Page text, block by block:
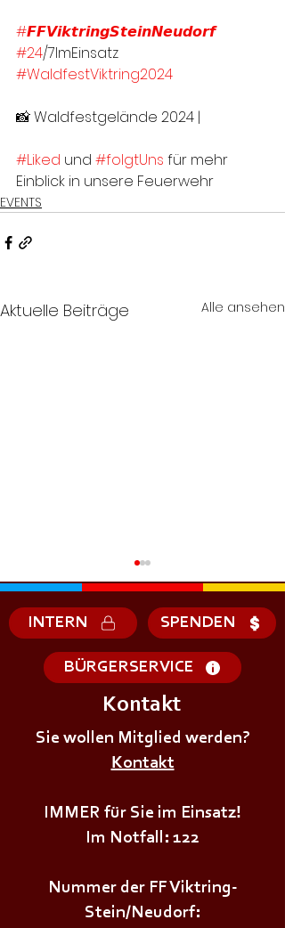
#𝙁𝙁𝙑𝙞𝙠𝙩𝙧𝙞𝙣𝙜𝙎𝙩𝙚𝙞𝙣𝙉𝙚𝙪𝙙𝙤𝙧𝙛
#24/7ImEinsatz
#WaldfestViktring2024
📸 Waldfestgelände 2024 |
#Liked und #folgtUns für mehr
Einblick in unsere Feuerwehr
EVENTS
Aktuelle Beiträge Alle ansehen
+++𝗣𝗿𝗲𝗶𝘀𝘀𝗰𝗵𝗻𝗮𝗽𝘀𝘁𝘂𝗿𝗻𝗶𝗲𝗿+++
INTERN SPENDEN
BÜRGERSERVICE
Kontakt
Sie wollen Mitglied werden?
Kontakt
IMMER für Sie im Einsatz!
Im Notfall: 122
Nummer der FF Viktring-
Stein/Neudorf: